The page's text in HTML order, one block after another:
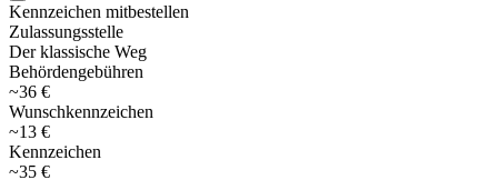
Kennzeichen mitbestellen
Zulassungsstelle
Der klassische Weg
Behördengebühren
~36 €
Wunschkennzeichen
~13 €
Kennzeichen
~35 €